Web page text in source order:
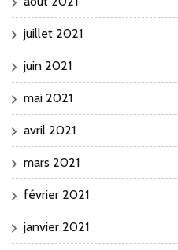
juillet 2021
juin 2021
mai 2021
avril 2021
mars 2021
février 2021
janvier 2021